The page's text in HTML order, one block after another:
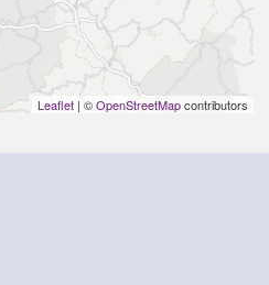
Leaflet | ©OpenStreetMapcontributors